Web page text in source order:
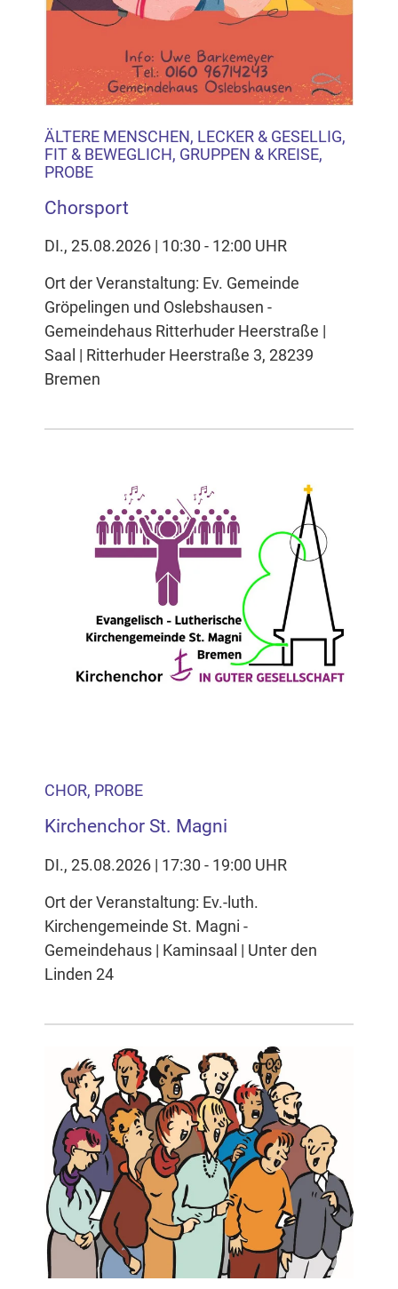
ÄLTERE MENSCHEN, LECKER & GESELLIG,
FIT & BEWEGLICH, GRUPPEN & KREISE,
PROBE
Chorsport
DI., 25.08.2026 | 10:30 - 12:00 UHR
Ort der Veranstaltung: Ev. Gemeinde
Gröpelingen und Oslebshausen -
Gemeindehaus Ritterhuder Heerstraße |
Saal | Ritterhuder Heerstraße 3, 28239
Bremen
CHOR, PROBE
Kirchenchor St. Magni
DI., 25.08.2026 | 17:30 - 19:00 UHR
Ort der Veranstaltung: Ev.-luth.
Kirchengemeinde St. Magni -
Gemeindehaus | Kaminsaal | Unter den
Linden 24